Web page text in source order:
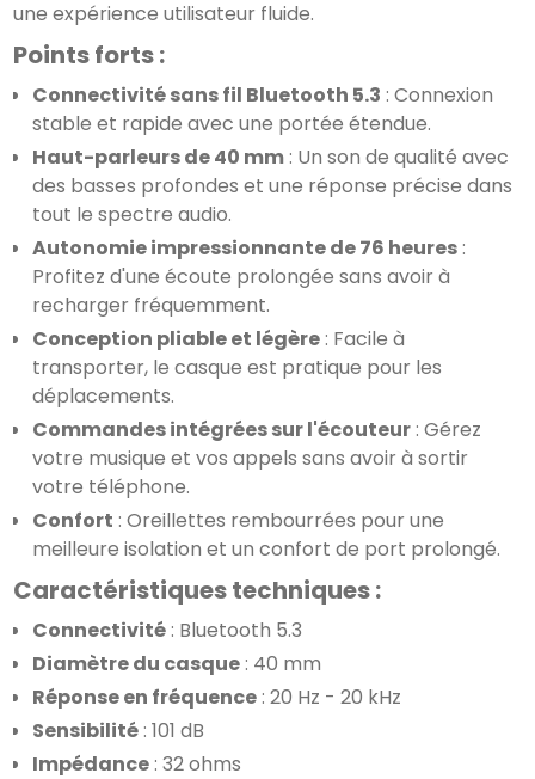
une expérience utilisateur fluide.
Points forts :
Connectivité sans fil Bluetooth 5.3 : Connexion
stable et rapide avec une portée étendue.
Haut-parleurs de 40 mm : Un son de qualité avec
des basses profondes et une réponse précise dans
tout le spectre audio.
Autonomie impressionnante de 76 heures :
Profitez d'une écoute prolongée sans avoir à
recharger fréquemment.
Conception pliable et légère : Facile à
transporter, le casque est pratique pour les
déplacements.
Commandes intégrées sur l'écouteur : Gérez
votre musique et vos appels sans avoir à sortir
votre téléphone.
Confort : Oreillettes rembourrées pour une
meilleure isolation et un confort de port prolongé.
Caractéristiques techniques :
Connectivité : Bluetooth 5.3
Diamètre du casque : 40 mm
Réponse en fréquence : 20 Hz - 20 kHz
Sensibilité : 101 dB
Impédance : 32 ohms